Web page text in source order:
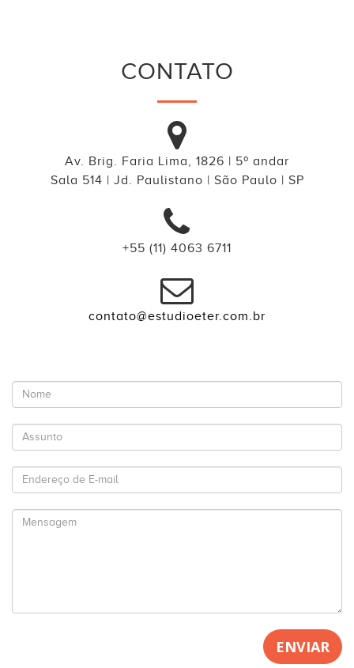
CONTATO
Av. Brig. Faria Lima, 1826 | 5º andar
Sala 514 | Jd. Paulistano | São Paulo | SP
+55 (11) 4063 6711
contato@estudioeter.com.br